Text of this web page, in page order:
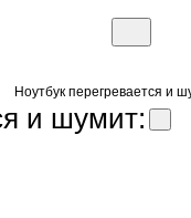
Ноутбук перегревается и
и шумит: